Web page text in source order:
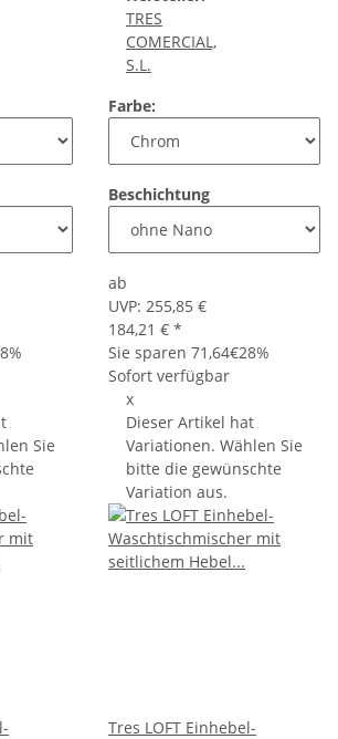
Sie
TRES
COMERCIAL,
S.L.
Farbe:
Beschichtung
ab
UVP: 255,85 €
184,21 € *
Sie sparen 71,64€28%
Sofort verfügbar
x
Dieser Artikel hat
Variationen. Wählen Sie
bitte die gewünschte
Variation aus.
Tres LOFT Einhebel-